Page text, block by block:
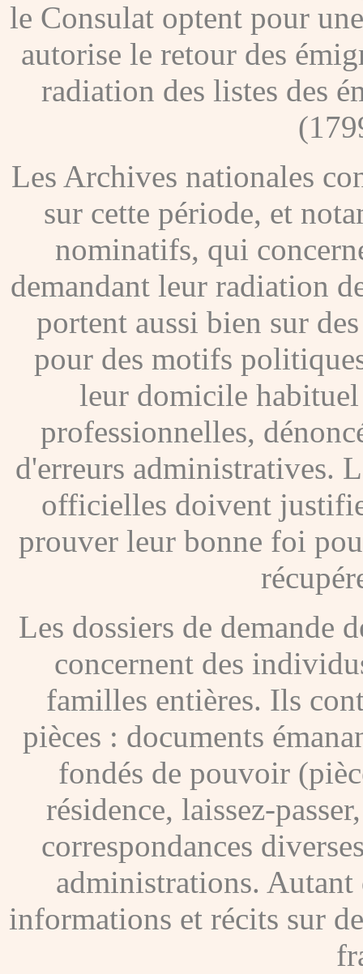
le Consulat optent pour
autorise le retour des
radiation des listes des
Les Archives nationales
sur cette période, et
nominatifs, qui
demandant leur radiation
portent aussi bien sur
pour des motifs
leur domicile
professionnelles,
d'erreurs administratives.
officielles doivent
prouver leur bonne foi
Les dossiers de demande
concernent des
familles entières. Ils
pièces : documents
fondés de pouvoir
résidence, laissez-
correspondances
administrations. Autant
informations et récits sur